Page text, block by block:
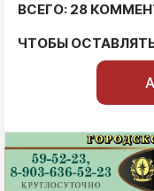
ВСЕГО: 28
ЧТОБЫ